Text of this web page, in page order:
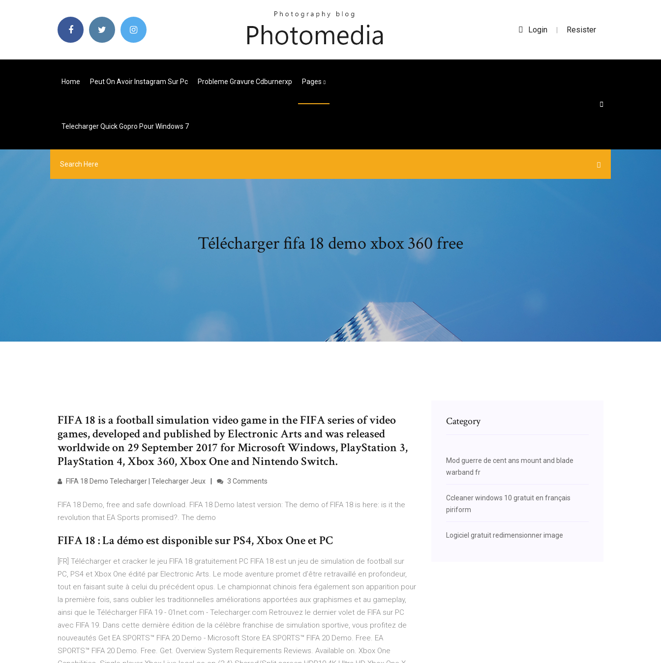
Login | Resister
Home Peut On Avoir Instagram Sur Pc Probleme Gravure Cdburnerxp Pages
Telecharger Quick Gopro Pour Windows 7
Télécharger fifa 18 demo xbox 360 free
FIFA 18 is a football simulation video game in the FIFA series of video
games, developed and published by Electronic Arts and was released
worldwide on 29 September 2017 for Microsoft Windows, PlayStation 3,
PlayStation 4, Xbox 360, Xbox One and Nintendo Switch.
FIFA 18 Demo Telecharger | Telecharger Jeux 3 Comments
FIFA 18 Demo, free and safe download. FIFA 18 Demo latest version: The demo of FIFA 18 is here: is it the
revolution that EA Sports promised?. The demo
FIFA 18 : La démo est disponible sur PS4, Xbox One et PC
[FR] Télécharger et cracker le jeu FIFA 18 gratuitement PC FIFA 18 est un jeu de simulation de football sur
PC, PS4 et Xbox One édité par Electronic Arts. Le mode aventure promet d’être retravaillé en profondeur,
tout en faisant suite à celui du précédent opus. Le championnat chinois fera également son apparition pour
la première fois, sans oublier les traditionnelles améliorations apportées aux graphismes et au gameplay,
ainsi que le Télécharger FIFA 19 - 01net.com - Telecharger.com Retrouvez le dernier volet de FIFA sur PC
avec FIFA 19. Dans cette dernière édition de la célèbre franchise de simulation sportive, vous profitez de
nouveautés Get EA SPORTS™ FIFA 20 Demo - Microsoft Store EA SPORTS™ FIFA 20 Demo. Free. EA
SPORTS™ FIFA 20 Demo. Free. Get. Overview System Requirements Reviews. Available on. Xbox One
Category
Mod guerre de cent ans mount and blade
warband fr
Ccleaner windows 10 gratuit en français
piriform
Logiciel gratuit redimensionner image